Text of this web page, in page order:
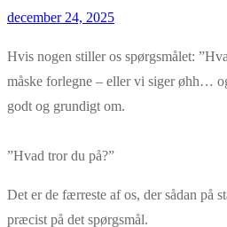
december 24, 2025
Hvis nogen stiller os spørgsmålet:
måske forlegne – eller vi siger øhh…
godt og grundigt om.
”Hvad tror du på?”
Det er de færreste af os, der sådan på
præcist på det spørgsmål.